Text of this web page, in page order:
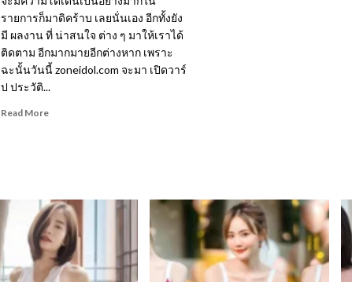
รายการก็มาดิคร้าบ เลยนั่นเอง อีกทั้งยัง
มี ผลงาน ที่ น่าสนใจ ต่าง ๆ มาให้เราได้
ติดตาม อีกมากมายอีกต่างหาก เพราะ
ฉะนั้นวันนี้ zoneidol.com จะมา เปิดวาร์
ป ประวัติ...
Read MoreRead
ก็
มาดิ
ค
ร้าบ
สาว
ใต้